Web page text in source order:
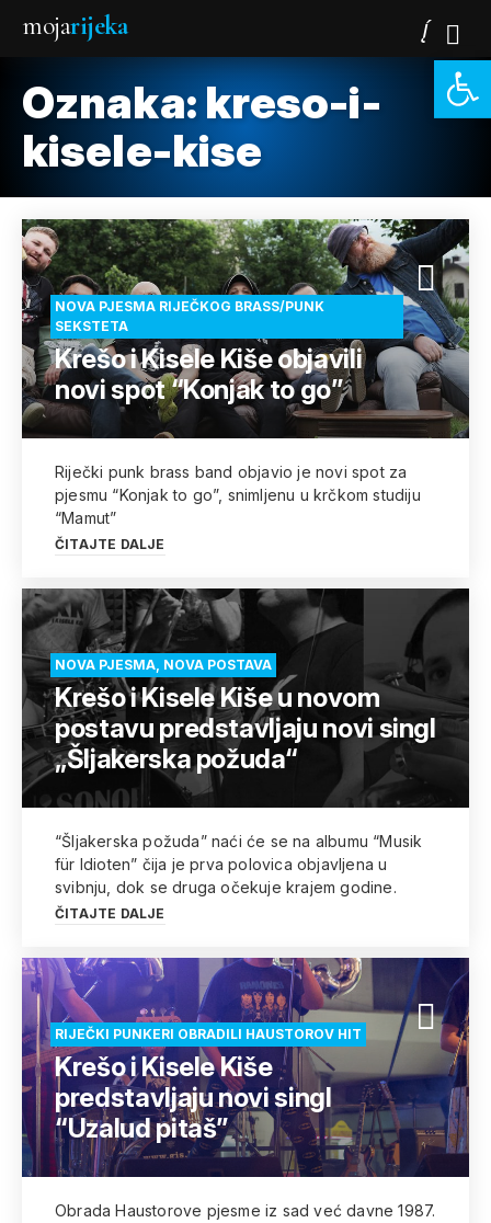
mojarijeka
Oznaka: kreso-i-
kisele-kise
NOVA PJESMA RIJEČKOG BRASS/PUNK
SEKSTETA
Krešo i Kisele Kiše objavili
novi spot “Konjak to go”
Riječki punk brass band objavio je novi spot za
pjesmu “Konjak to go”, snimljenu u krčkom studiju
“Mamut”
ČITAJTE DALJE
NOVA PJESMA, NOVA POSTAVA
Krešo i Kisele Kiše u novom
postavu predstavljaju novi singl
„Šljakerska požuda“
“Šljakerska požuda” naći će se na albumu “Musik
für Idioten” čija je prva polovica objavljena u
svibnju, dok se druga očekuje krajem godine.
ČITAJTE DALJE
RIJEČKI PUNKERI OBRADILI HAUSTOROV HIT
Krešo i Kisele Kiše
predstavljaju novi singl
“Uzalud pitaš”
Obrada Haustorove pjesme iz sad već davne 1987.